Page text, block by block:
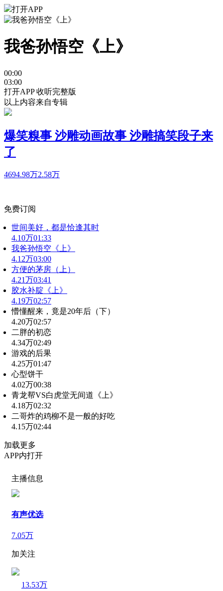
打开APP
我爸孙悟空《上》
00:00
03:00
打开APP 收听完整版
以上内容来自专辑
爆笑糗事 沙雕动画故事 沙雕搞笑段子来
了
4694.98万2.58万
免费订阅
世间美好，都是恰逢其时
4.10万01:33
我爸孙悟空《上》
4.12万03:00
方便的茅房（上）
4.21万03:41
胶水补腚《上》
4.19万02:57
懵懂醒来，竟是20年后（下）
4.20万02:57
二胖的初恋
4.34万02:49
游戏的后果
4.25万01:47
心型饼干
4.02万00:38
青龙帮VS白虎堂无间道《上》
4.18万02:32
二哥炸的鸡柳不是一般的好吃
4.15万02:44
加载更多
APP内打开
主播信息
有声优选
7.05万
加关注
13.53万